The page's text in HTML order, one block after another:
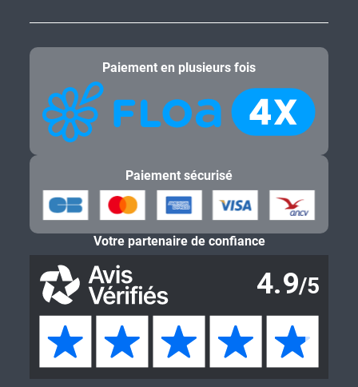
Paiement en plusieurs fois
Paiement sécurisé
Votre partenaire de confiance